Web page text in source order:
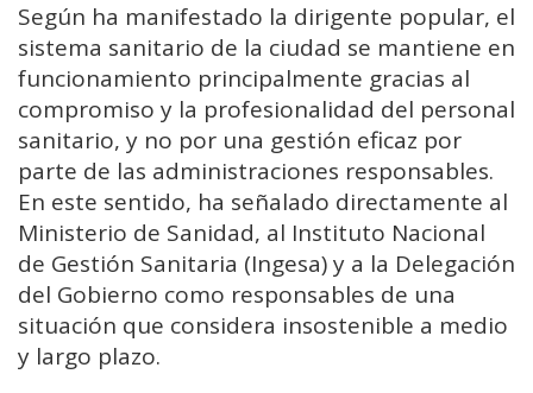
Según ha manifestado la dirigente popular, el
sistema sanitario de la ciudad se mantiene en
funcionamiento principalmente gracias al
compromiso y la profesionalidad del personal
sanitario, y no por una gestión eficaz por
parte de las administraciones responsables.
En este sentido, ha señalado directamente al
Ministerio de Sanidad, al Instituto Nacional
de Gestión Sanitaria (Ingesa) y a la Delegación
del Gobierno como responsables de una
situación que considera insostenible a medio
y largo plazo.